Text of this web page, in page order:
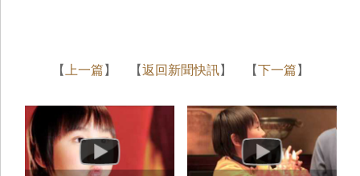
【 上一篇 】 【返回新聞快訊】 【下一篇 】